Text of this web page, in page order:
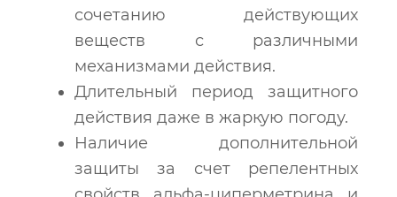
сочетанию действующих
веществ с различными
механизмами действия.
Длительный период защитного
действия даже в жаркую погоду.
Наличие дополнительной
защиты за счет репелентных